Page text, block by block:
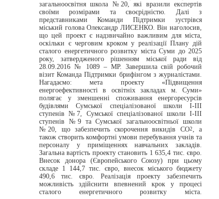
загальноосвітня школа №20, які вразили експертів
своїми розмірами та своєрідністю. Далі з
представниками Команди Підтримки зустрівся
міський голова Олександр ЛИСЕНКО. Він наголосив,
що цей проект є надзвичайно важливим для міста,
оскільки є черговим кроком у реалізації Плану дій
сталого енергетичного розвитку міста Суми до 2025
року, затвердженого рішенням міської ради від
28.09.2016 № 1089 – МР. Завершила свій робочий
візит Команда Підтримки брифінгом з журналістами.
Нагадаємо: мета проекту «Підвищення
енергоефективності в освітніх закладах м. Суми»
полягає у зменшенні споживання енергоресурсів
будівлями Сумської спеціалізованої школи І-ІІІ
ступенів №7, Сумської спеціалізованої школи І-ІІІ
ступенів №9 та Сумської загальноосвітньої школи
№20, що забезпечить скорочення викидів CO2, а
також створить комфортні умови перебування учнів та
персоналу у приміщеннях навчальних закладів.
Загальна вартість проекту становить 1 635,4 тис. євро.
Внесок донора (Європейського Союзу) при цьому
складе 1 144,7 тис. євро, внесок міського бюджету
490,6 тис. євро. Реалізація проекту забезпечить
можливість здійснити впевнений крок у процесі
сталого енергетичного розвитку міста.